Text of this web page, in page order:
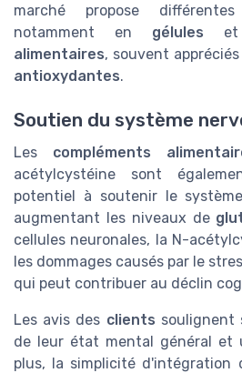
marché propose
notamment en gélules
alimentaires, souvent
antioxydantes.
Soutien du système
Les compléments
acétylcystéine sont
potentiel à soutenir le
augmentant les niveaux de
cellules neuronales, la N-
les dommages causés par le
qui peut contribuer au déclin
Les avis des clients soulignent
de leur état mental général et
plus, la simplicité d'intégration